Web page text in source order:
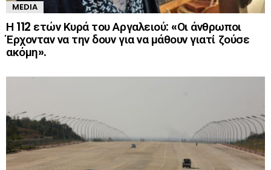
MEDIA
Η 112 ετών Κυρά του Αργαλειού: «Οι άνθρωποι
Έρχονταν να την δουν για να μάθουν γιατί ζούσε
ακόμη».